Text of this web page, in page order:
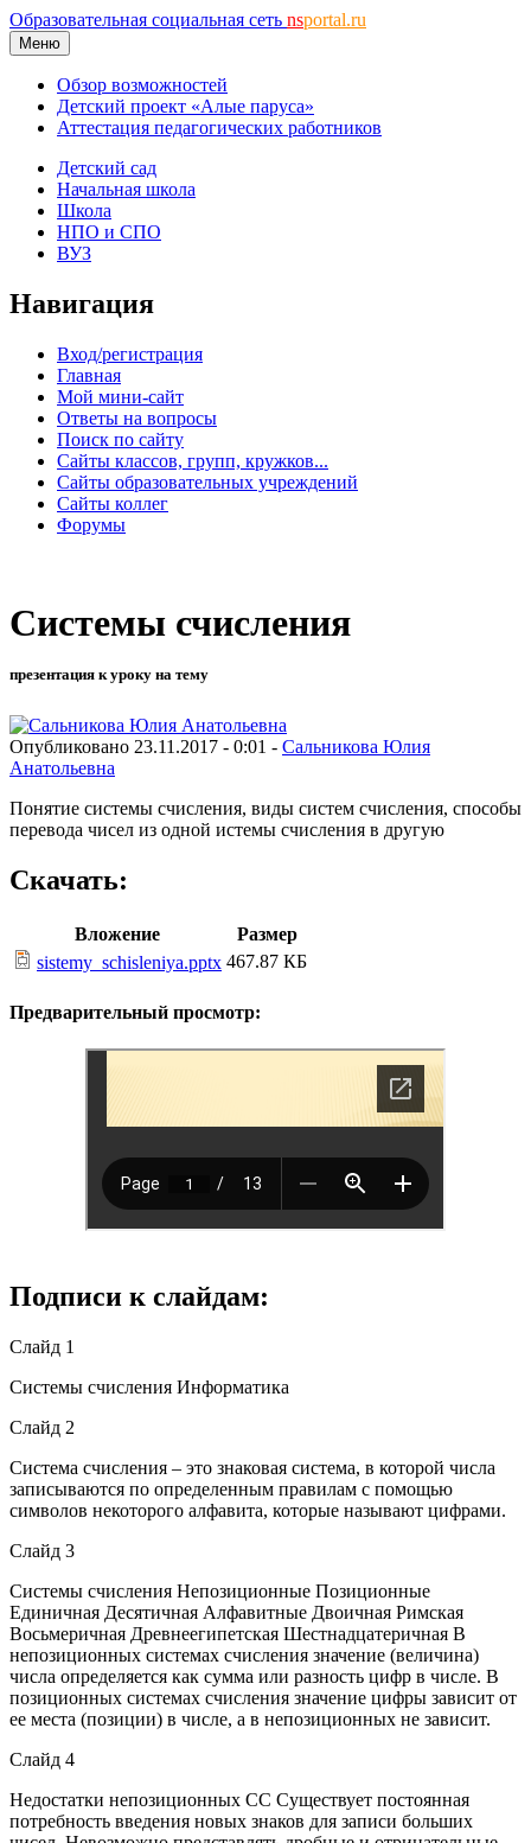
Образовательная социальная сеть nsportal.ru
Меню
Обзор возможностей
Детский проект «Алые паруса»
Аттестация педагогических работников
Детский сад
Начальная школа
Школа
НПО и СПО
ВУЗ
Навигация
Вход/регистрация
Главная
Мой мини-сайт
Ответы на вопросы
Поиск по сайту
Сайты классов, групп, кружков...
Сайты образовательных учреждений
Сайты коллег
Форумы
Системы счисления
презентация к уроку на тему
Опубликовано 23.11.2017 - 0:01 - Сальникова Юлия
Анатольевна
Понятие системы счисления, виды систем счисления, способы
перевода чисел из одной истемы счисления в другую
Скачать:
Вложение
Размер
sistemy_schisleniya.pptx 467.87 КБ
Предварительный просмотр:
Подписи к слайдам:
Слайд 1
Системы счисления Информатика
Слайд 2
Система счисления – это знаковая система, в которой числа
записываются по определенным правилам с помощью
символов некоторого алфавита, которые называют цифрами.
Слайд 3
Системы счисления Непозиционные Позиционные
Единичная Десятичная Алфавитные Двоичная Римская
Восьмеричная Древнеегипетская Шестнадцатеричная В
непозиционных системах счисления значение (величина)
числа определяется как сумма или разность цифр в числе. В
позиционных системах счисления значение цифры зависит от
ее места (позиции) в числе, а в непозиционных не зависит.
Слайд 4
Недостатки непозиционных СС Существует постоянная
потребность введения новых знаков для записи больших